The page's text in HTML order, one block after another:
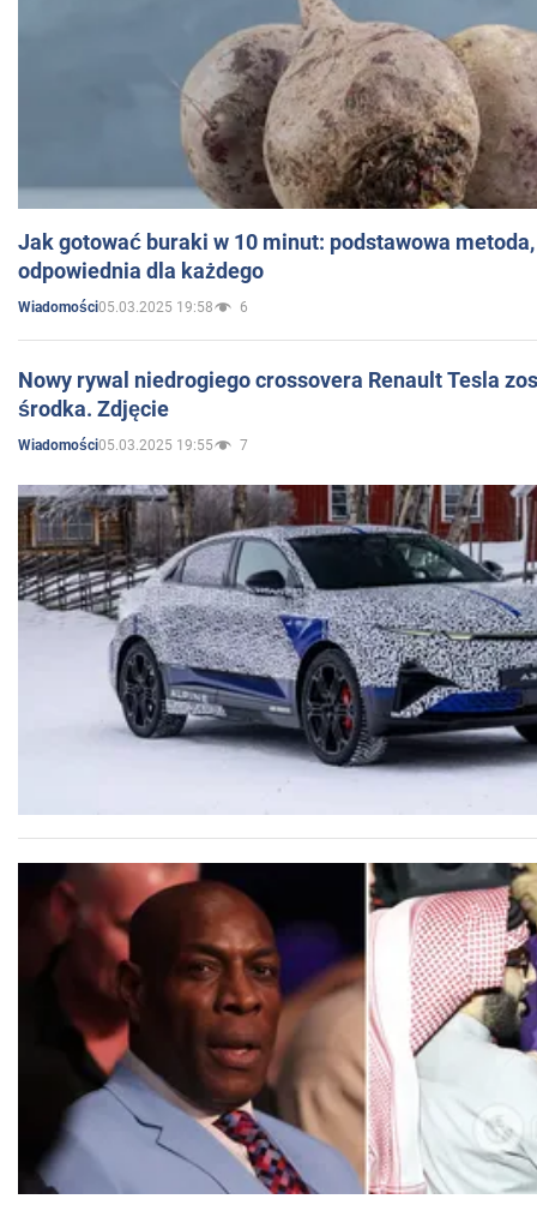
Jak gotować buraki w 10 minut: podstawowa
odpowiednia dla każdego
Wiadomości05.03.2025 19:58 6
Nowy rywal niedrogiego crossovera Renault Tesla
środka. Zdjęcie
Wiadomości05.03.2025 19:55 7